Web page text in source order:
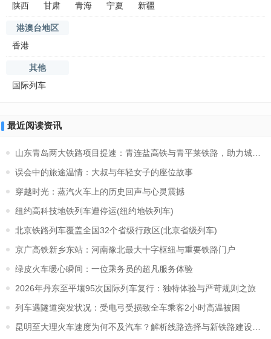
陕西
甘肃 青海 宁夏 新疆
港澳台地区
香港
其他
国际列车
最近阅读资讯
山东青岛两大铁路项目提速：青连盐高铁与青平莱铁路，助力城市新
误会中的旅途温情：大叔与年轻女子的座位故事
穿越时光：蒸汽火车上的历史回声与心灵震撼
纽约高科技地铁列车遭停运(纽约地铁列车)
北京铁路列车覆盖全国32个省级行政区(北京省级列车)
京广高铁新乡东站：河南豫北最大十字枢纽与重要铁路门户
绿皮火车暖心瞬间：一位乘务员的超凡服务体验
2026年丹东至平壤95次国际列车复行：独特体验与严苛规则之旅
列车遇隧道突发状况：受电弓受损致全车乘客2小时高温被困
昆明至大理火车速度为何不及汽车？解析线路选择与新铁路建设原因